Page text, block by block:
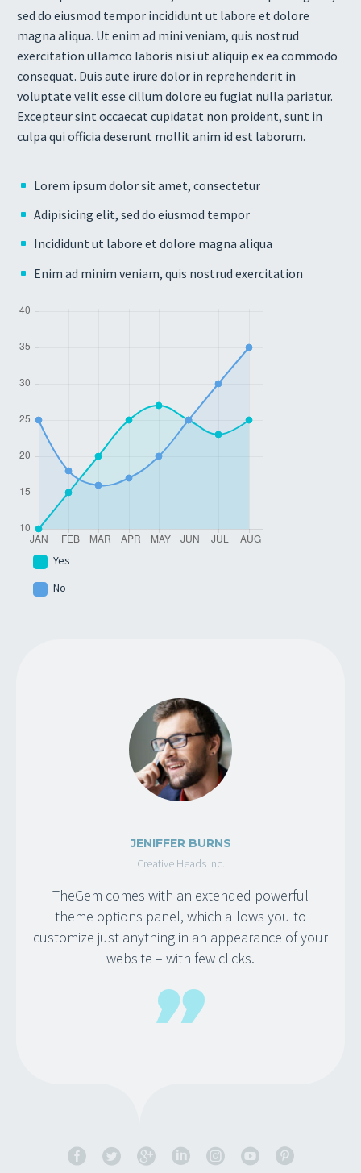
sed do eiusmod tempor incididunt ut labore et dolore
magna aliqua. Ut enim ad mini veniam, quis nostrud
exercitation ullamco laboris nisi ut aliquip ex ea commodo
consequat. Duis aute irure dolor in reprehenderit in
voluptate velit esse cillum dolore eu fugiat nulla pariatur.
Excepteur sint occaecat cupidatat non proident, sunt in
culpa qui officia deserunt mollit anim id est laborum.
Lorem ipsum dolor sit amet, consectetur
Adipisicing elit, sed do eiusmod tempor
Incididunt ut labore et dolore magna aliqua
Enim ad minim veniam, quis nostrud exercitation
Yes
No
JENIFFER BURNS
Creative Heads Inc.
TheGem comes with an extended powerful
theme options panel, which allows you to
customize just anything in an appearance of your
website – with few clicks.